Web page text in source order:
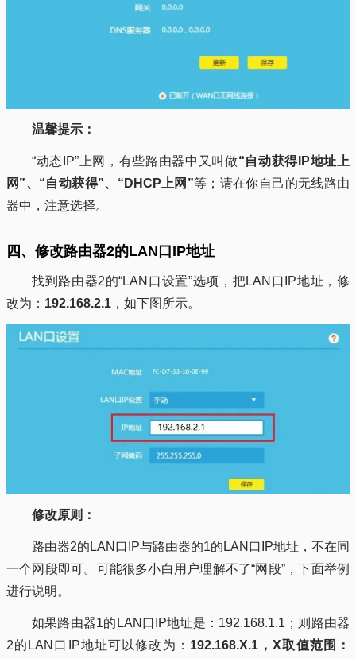
温馨提示：
“动态IP”上网，有些路由器中又叫做“自动获得IP地址上
网”、“自动获得”、“DHCP上网”等；请在你自己的无线路由
器中，注意选择。
四、修改路由器2的LAN口IP地址
找到路由器2的“LAN口设置”选项，把LAN口IP地址，修
改为： 192.168.2.1 ，如下图所示。
修改原则：
路由器2的LAN口IP与路由器的1的LAN口IP地址，不在同
一个网段即可。可能很多小白用户理解不了“网段”，下面举例
进行说明。
如果路由器1的LAN口IP地址是：192.168.1.1；则路由器
2的LAN口IP地址可以修改为： 192.168.X.1，X取值范围：